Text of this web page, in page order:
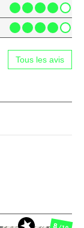
Tous les avis
8